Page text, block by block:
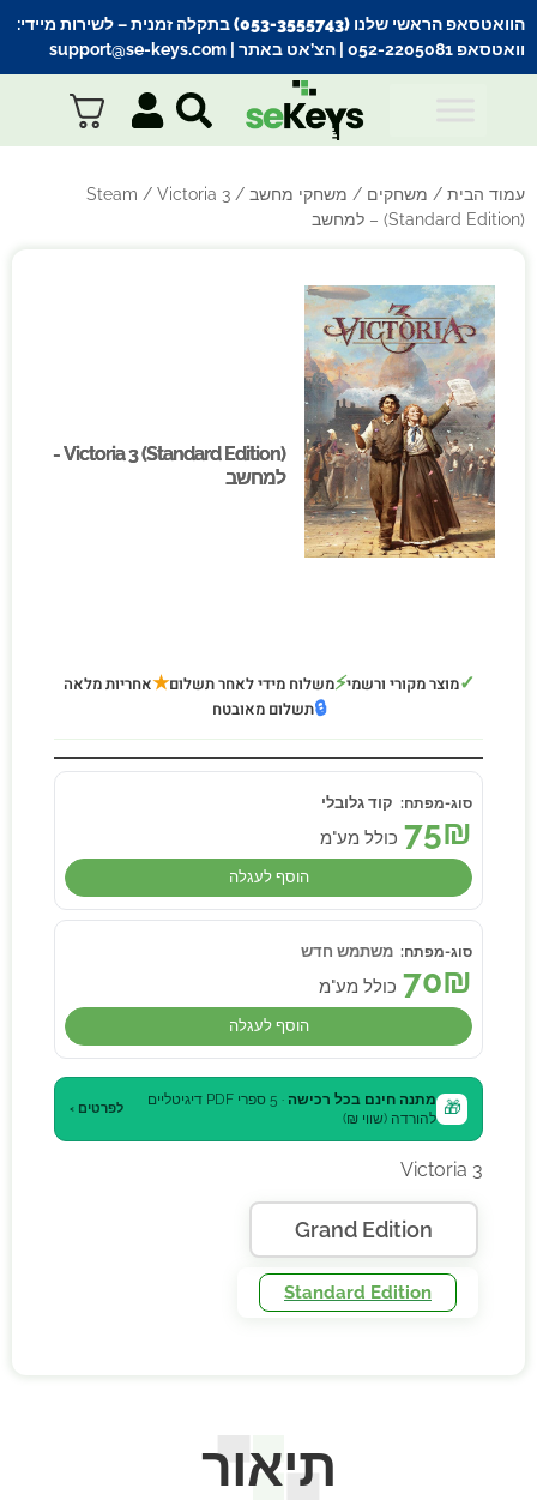
הוואטסאפ הראשי שלנו (053-3555743) בתקלה זמנית
– לשירות מיידי:
וואטסאפ 052-2205081
| הצ’אט באתר | support@se-keys.com
עמוד הבית / משחקים / משחקי מחשב /
Steam / Victoria 3
(Standard Edition) – למחשב
Victoria 3 (Standard Edition) -
למחשב
Victoria 3 (Standard Edition) -
למחשב
✓מוצר מקורי ורשמי⚡משלוח מידי לאחר תשלום★אחריות מלאה
🔒תשלום מאובטח
קוד גלובלי
75₪ כולל מע"מ
הוסף לעגלה
משתמש חדש
70₪ כולל מע"מ
הוסף לעגלה
🎁 מתנה חינם בכל רכישה
· 5 ספרי PDF דיגיטליים
להורדה (שווי ₪)
לפרטים ›
Victoria 3
Grand Edition
Standard Edition
תיאור